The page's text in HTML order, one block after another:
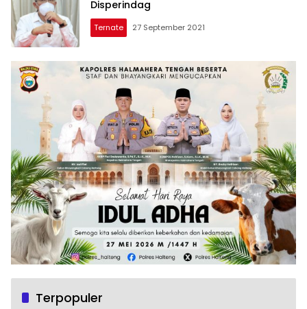
Disperindag
Ternate 27 September 2021
Terpopuler